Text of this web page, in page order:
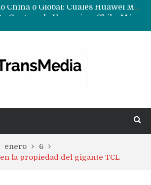
Data Centers de Huawei en Chile, México, Brasil,Perú y Argentina podrían verse afectados por arremetida de EE.UU
enero
6
la propiedad del gigante TCL